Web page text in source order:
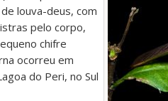
louva-deus, com
pelo corpo,
chifre
ocorreu em
do Peri, no Sul